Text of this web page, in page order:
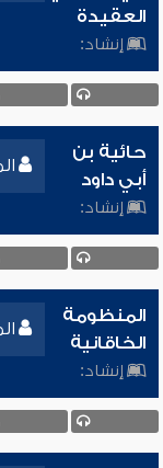
العقيدة
إنشاد:
حائية بن
أبي داود
إنشاد:
المنظومة
الخاقانية
إنشاد: